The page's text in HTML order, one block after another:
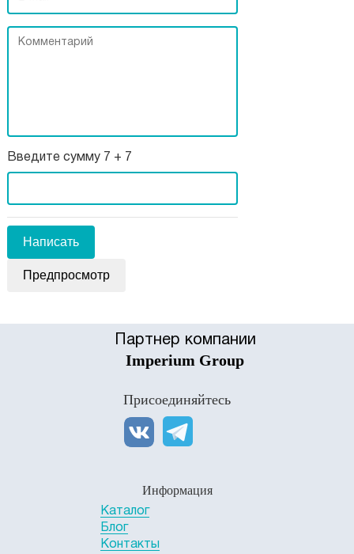
Введите сумму 7 + 7
Партнер компании
Imperium Group
Присоединяйтесь
Информация
Каталог
Блог
Контакты